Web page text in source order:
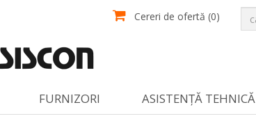
Cereri de ofertă (0)
FURNIZORI ASISTENȚĂ TEHNICĂ